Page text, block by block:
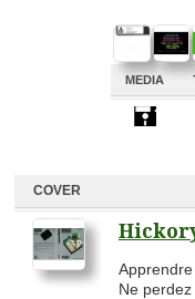
MEDIA
COVER
Apprendre
Ne